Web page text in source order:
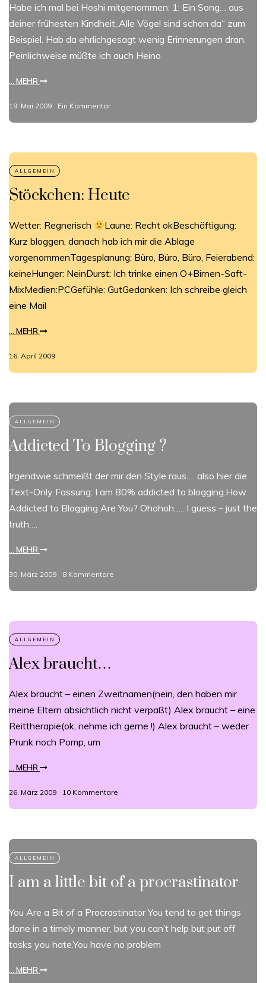
Habe ich mal bei Hoshi mitgenommen: 1: Ein Song… aus
deiner frühesten Kindheit„Alle Vögel sind schon da“ zum
Beispiel. Hab da ehrlichgesagt wenig Erinnerungen dran.
Peinlichweise müßte ich auch Heino
... MEHR
19. Mai 2009 Ein Kommentar
Stöckchen: Heute
Wetter: Regnerisch
Laune: Recht okBeschäftigung:
Kurz bloggen, danach hab ich mir die Ablage
vorgenommenTagesplanung: Büro, Büro, Büro, Feierabend:
keineHunger: NeinDurst: Ich trinke einen O+Birnen-Saft-
MixMedien:PCGefühle: GutGedanken: Ich schreibe gleich
eine Mail
... MEHR
16. April 2009
Addicted To Blogging ?
Irgendwie schmeißt der mir den Style raus…. also hier die
Text-Only Fassung: I am 80% addicted to blogging.How
Addicted to Blogging Are You? Ohohoh….. I guess – just the
truth….
... MEHR
30. März 2009 8 Kommentare
Alex braucht…
Alex braucht – einen Zweitnamen(nein, den haben mir
meine Eltern absichtlich nicht verpaßt) Alex braucht – eine
Reittherapie(ok, nehme ich gerne !) Alex braucht – weder
Prunk noch Pomp, um
... MEHR
26. März 2009 10 Kommentare
I am a little bit of a procrastinator
You Are a Bit of a Procrastinator You tend to get things
done in a timely manner, but you can’t help but put off
tasks you hate.You have no problem
... MEHR